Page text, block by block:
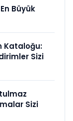
Büyük
Kataloğu:
Sizi
Sizi